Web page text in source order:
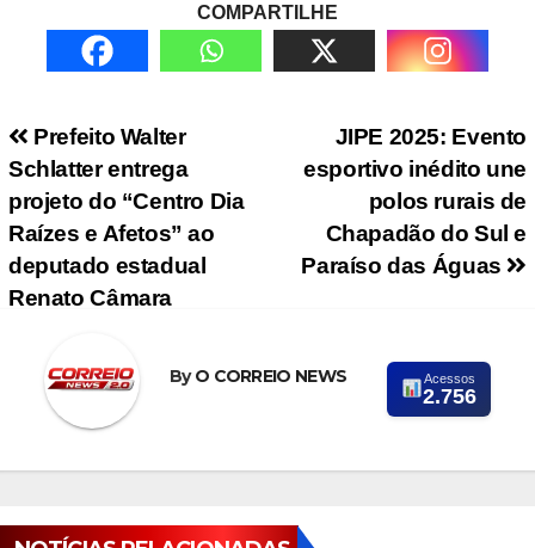
COMPARTILHE
Navegação de PostJIPE 2025: Evento
esportivo inédito une
polos rurais de
Chapadão do Sul e
Paraíso das Águas
Prefeito Walter
Schlatter entrega
projeto do “Centro Dia
Raízes e Afetos” ao
deputado estadual
Renato Câmara
ByO CORREIO NEWS Acessos
2.756